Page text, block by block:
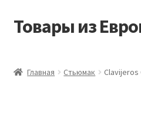
Перейти
Перейти
Товары из
Главная Стьюмак Clavijeros